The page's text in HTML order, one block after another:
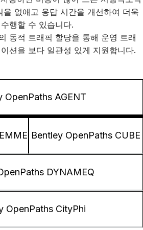
을 없애고 응답 시간을 개선하여 더욱
행할 수 있습니다.
동적 트래픽 할당을 통해 운영 트래
션을 보다 일관성 있게 지원합니다.
OpenPaths AGENT
Bentley OpenPaths CUBE
DYNAMEQ
OpenPaths CityPhi